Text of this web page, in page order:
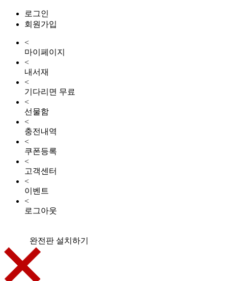
로그인
회원가입
<
마이페이지
<
내서재
<
기다리면 무료
<
선물함
<
충전내역
<
쿠폰등록
<
고객센터
<
이벤트
<
로그아웃
완전판 설치하기